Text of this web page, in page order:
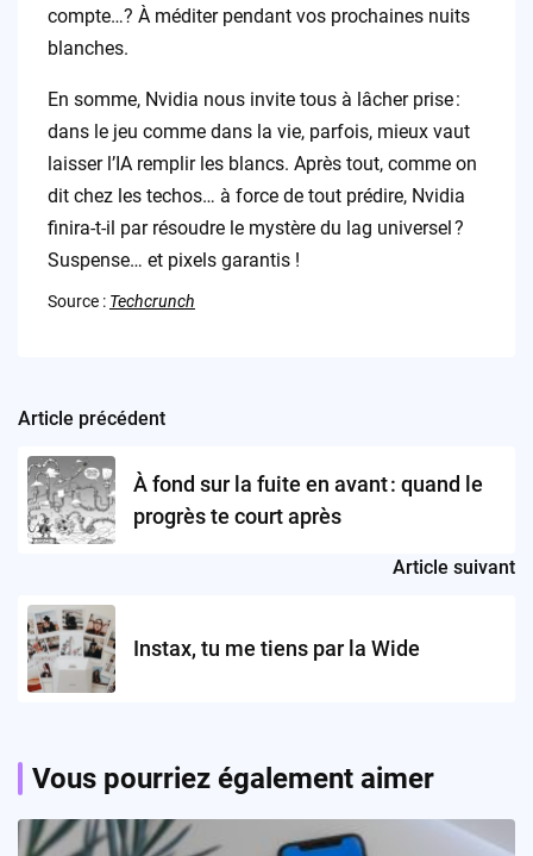
compte…? À méditer pendant vos prochaines nuits
blanches.
En somme, Nvidia nous invite tous à lâcher prise :
dans le jeu comme dans la vie, parfois, mieux vaut
laisser l’IA remplir les blancs. Après tout, comme on
dit chez les techos… à force de tout prédire, Nvidia
finira-t-il par résoudre le mystère du lag universel ?
Suspense… et pixels garantis !
Source : Techcrunch
Post
navigation
Article précédent
À fond sur la fuite en avant : quand le
progrès te court après
Article suivant
Instax, tu me tiens par la Wide
Vous pourriez également aimer